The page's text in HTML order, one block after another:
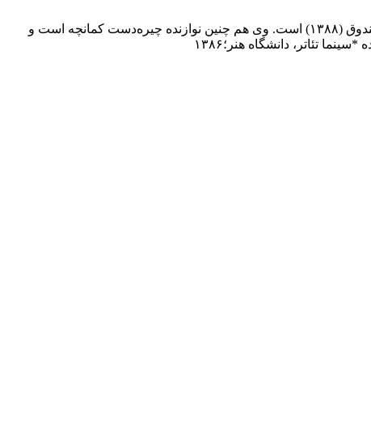
سیدافشین هاشمی‌مرغزار (زاده ۲۰ مهر ۱۳۵۴) بازیگر، نویسنده، کارگردان ایرانی است. آخرین حضور در او تلویزیون بازی در سریال گاوصندوق (۱۳۸۸) است. وی هم چنین نوازنده چیره‌دست کمانچه است و